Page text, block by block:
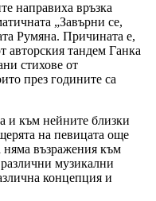
направиха връзка
„Завърни се,
Румяна. Причината е,
авторския тандем Ганка
стихове от
през годините са
и към нейните близки
на певицата още
няма възражения към
музикални
концепция и